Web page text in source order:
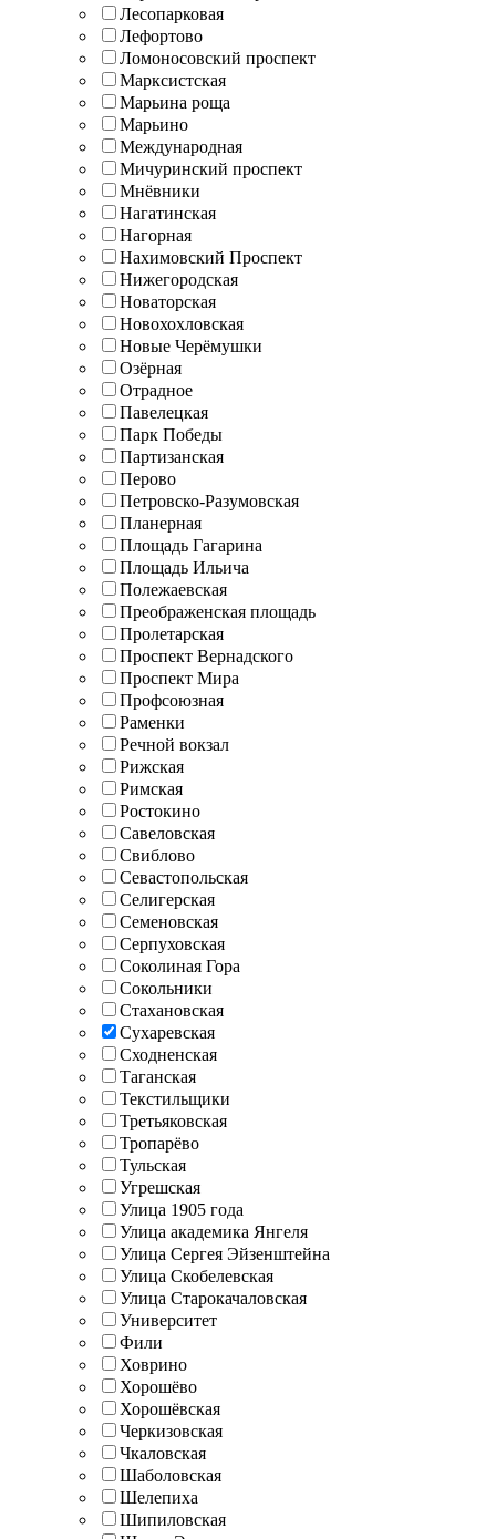
Лесопарковая
Лефортово
Ломоносовский проспект
Марксистская
Марьина роща
Марьино
Международная
Мичуринский проспект
Мнёвники
Нагатинская
Нагорная
Нахимовский Проспект
Нижегородская
Новаторская
Новохохловская
Новые Черёмушки
Озёрная
Отрадное
Павелецкая
Парк Победы
Партизанская
Перово
Петровско-Разумовская
Планерная
Площадь Гагарина
Площадь Ильича
Полежаевская
Преображенская площадь
Пролетарская
Проспект Вернадского
Проспект Мира
Профсоюзная
Раменки
Речной вокзал
Рижская
Римская
Ростокино
Савеловская
Свиблово
Севастопольская
Селигерская
Семеновская
Серпуховская
Соколиная Гора
Сокольники
Стахановская
Сухаревская
Сходненская
Таганская
Текстильщики
Третьяковская
Тропарёво
Тульская
Угрешская
Улица 1905 года
Улица академика Янгеля
Улица Сергея Эйзенштейна
Улица Скобелевская
Улица Старокачаловская
Университет
Фили
Ховрино
Хорошёво
Хорошёвская
Черкизовская
Чкаловская
Шаболовская
Шелепиха
Шипиловская